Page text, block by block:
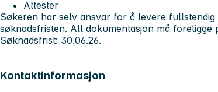
Attester
Søkeren har selv ansvar for å levere fullstendig
søknadsfristen. All dokumentasjon må foreligge
Søknadsfrist: 30.06.26.
Kontaktinformasjon